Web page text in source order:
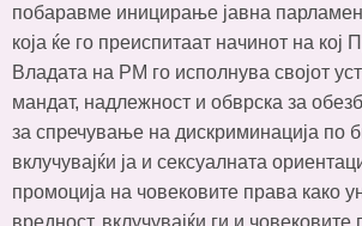
побаравме иницирање јавна
која ќе го преиспитаат начинот на кој
Владата на РМ го исполнува својот
мандат, надлежност и обврска за
за спречување на дискриминација по
вклучувајќи ја и сексуалната
промоција на човековите права како